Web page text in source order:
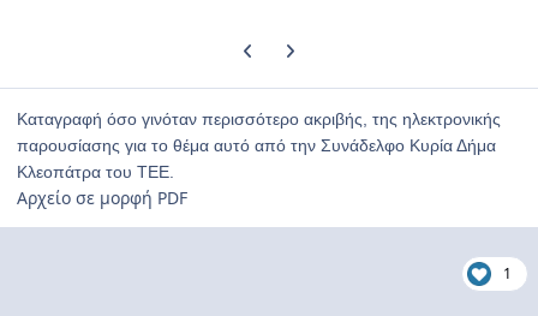
Previous carousel slide
Next carousel slide
Καταγραφή όσο γινόταν περισσότερο ακριβής, της ηλεκτρονικής
παρουσίασης για το θέμα αυτό από την Συνάδελφο Κυρία Δήμα
Κλεοπάτρα του ΤΕΕ.
Αρχείο σε μορφή PDF
1